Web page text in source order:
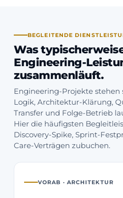
BEGLEITENDE
Was
Engineering-
zusammenläuft.
Engineering-Projekte
Logik, Architektur-Klärung,
Transfer und Folge-Betrieb
Hier die häufigsten
Discovery-Spike, Sprint-
Care-Verträgen zubuchen.
VORAB · ARCHITEKTUR